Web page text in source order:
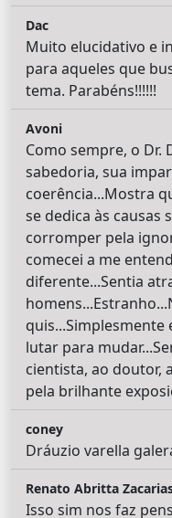
Dac
Muito elucidativo e
para aqueles que
tema. Parabéns!!!!!!
Avoni
Como sempre, o Dr.
sabedoria, sua
coerência...Mostra
se dedica às causas
corromper pela
comecei a me
diferente...Sentia
quis...Simplesmente
lutar para
cientista, ao doutor,
pela brilhante
coney
Dráuzio varella
Renato Abritta
Isso sim nos faz